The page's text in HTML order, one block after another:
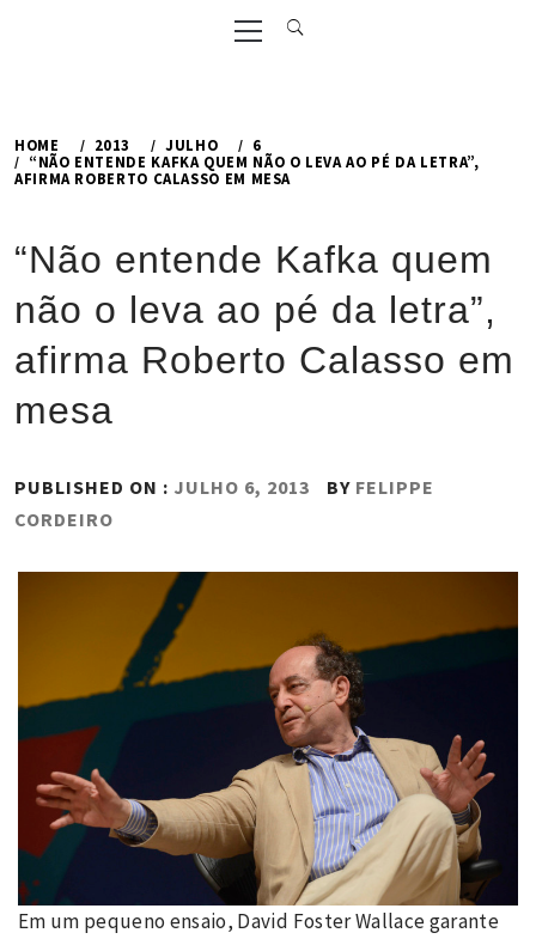
Primary
Menu
HOME 2013 JULHO
6
“NÃO ENTENDE KAFKA QUEM NÃO O LEVA AO PÉ DA LETRA”,
AFIRMA ROBERTO CALASSO EM MESA
“Não entende Kafka quem
não o leva ao pé da letra”,
afirma Roberto Calasso em
mesa
PUBLISHED ON : JULHO 6, 2013 BY FELIPPE
CORDEIRO
Em um pequeno ensaio, David Foster Wallace garante